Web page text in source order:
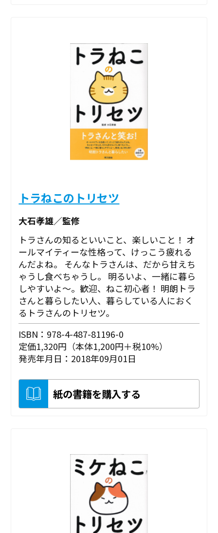
トラねこのトリセツ
大石孝雄／監修
トラさんの知るといいこと、楽しいこと！ オ
ールマイティーな性格って、けっこう疲れる
んだよね。 そんなトラさんは、だから甘えち
ゃうし食べちゃうし。 明るいよ、一緒に暮ら
しやすいよ～。歓迎、ねこ初心者！ 明朗トラ
さんと暮らしたい人、暮らしている人におく
るトラさんのトリセツ。
ISBN：978-4-487-81196-0
定価1,320円（本体1,200円＋税10%）
発売年月日：2018年09月01日
紙の書籍を購入する